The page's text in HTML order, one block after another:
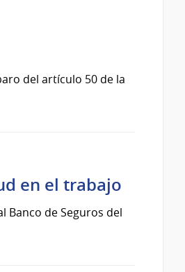
del artículo 50 de la
en el trabajo
Banco de Seguros del